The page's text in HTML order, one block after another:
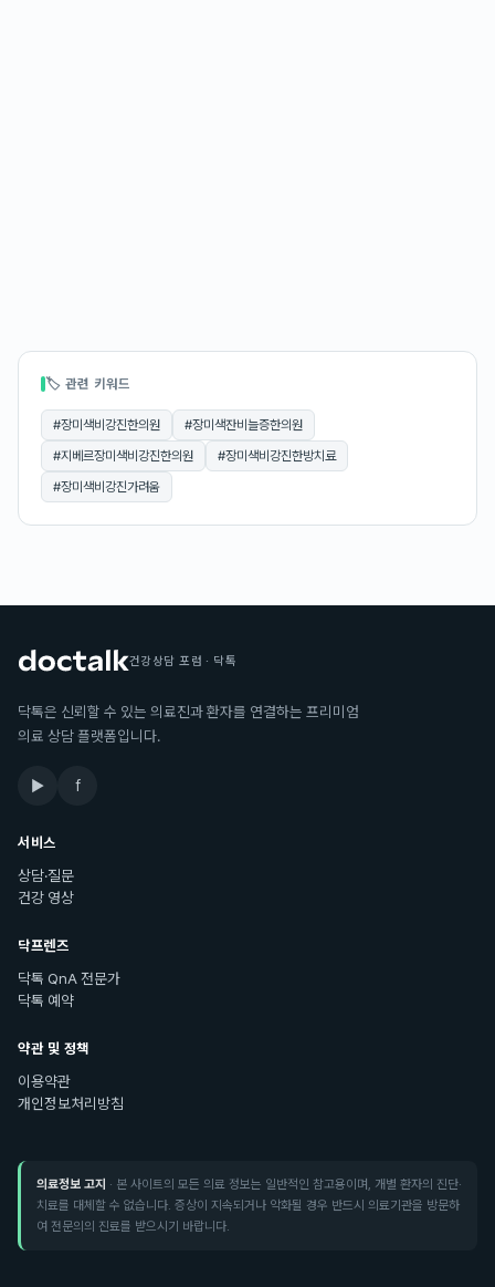
🏷 관련 키워드
#장미색비강진한의원 #장미색잔비늘증한의원
#지베르장미색비강진한의원 #장미색비강진한방치료
#장미색비강진가려움
건강상담 포럼 · 닥톡
닥톡은 신뢰할 수 있는 의료진과 환자를 연결하는 프리미엄
의료 상담 플랫폼입니다.
▶ f
서비스
상담·질문
건강 영상
닥프렌즈
닥톡 QnA 전문가
닥톡 예약
약관 및 정책
이용약관
개인정보처리방침
의료정보 고지 · 본 사이트의 모든 의료 정보는 일반적인 참고용이며, 개별 환자의 진단·
치료를 대체할 수 없습니다. 증상이 지속되거나 악화될 경우 반드시 의료기관을 방문하
여 전문의의 진료를 받으시기 바랍니다.